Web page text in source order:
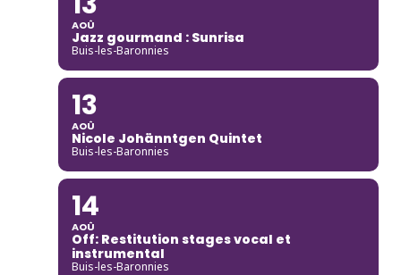
AOÛ
Jazz gourmand : Sunrisa
Buis-les-Baronnies
13
AOÛ
Nicole Johänntgen Quintet
Buis-les-Baronnies
14
AOÛ
Off: Restitution stages vocal et
instrumental
Buis-les-Baronnies